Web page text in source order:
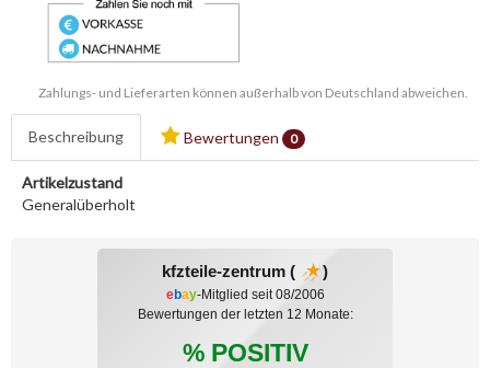
Zahlungs- und Lieferarten können außerhalb von Deutschland abweichen.
Beschreibung Bewertungen 0
Artikelzustand
Generalüberholt
kfzteile-zentrum ( )
ebay-Mitglied seit 08/2006
Bewertungen der letzten 12 Monate:
% POSITIV